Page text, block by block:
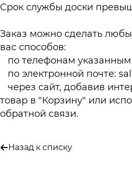
Срок службы доски
Заказ можно сделать
вас способов:
по телефонам указанным
по электронной почте:
через сайт, добавив
товар в "Корзину" или
обратной связи.
Назад к списку